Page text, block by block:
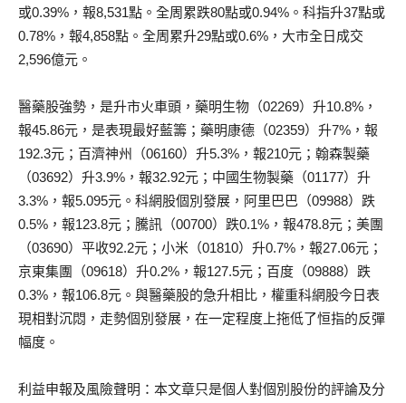
或0.39%，報8,531點。全周累跌80點或0.94%。科指升37點或
0.78%，報4,858點。全周累升29點或0.6%，大市全日成交
2,596億元。
醫藥股強勢，是升市火車頭，藥明生物（02269）升10.8%，
報45.86元，是表現最好藍籌；藥明康德（02359）升7%，報
192.3元；百濟神州（06160）升5.3%，報210元；翰森製藥
（03692）升3.9%，報32.92元；中國生物製藥（01177）升
3.3%，報5.095元。科網股個別發展，阿里巴巴（09988）跌
0.5%，報123.8元；騰訊（00700）跌0.1%，報478.8元；美團
（03690）平收92.2元；小米（01810）升0.7%，報27.06元；
京東集團（09618）升0.2%，報127.5元；百度（09888）跌
0.3%，報106.8元。與醫藥股的急升相比，權重科網股今日表
現相對沉悶，走勢個別發展，在一定程度上拖低了恒指的反彈
幅度。
利益申報及風險聲明：本文章只是個人對個別股份的評論及分